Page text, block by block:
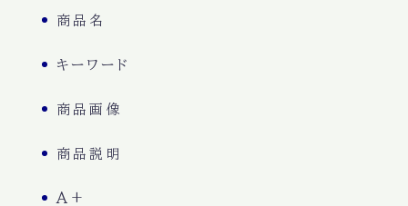
商品名
キーワード
商品画像
商品説明
A+